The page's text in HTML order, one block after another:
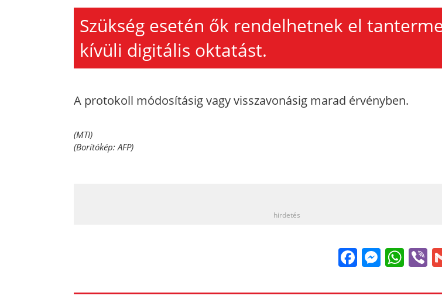
Szükség esetén ők rendelhetnek el
kívüli digitális oktatást.
A protokoll módosításig vagy visszavonásig marad érvényben.
(MTI)
(Borítókép: AFP)
hirdetés
Facebook